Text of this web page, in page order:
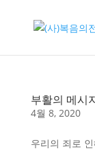
부활의 메시
4월 8, 2020
우리의 죄로